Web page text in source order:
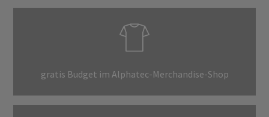
gratis Budget im Alphatec-Merchandise-Shop